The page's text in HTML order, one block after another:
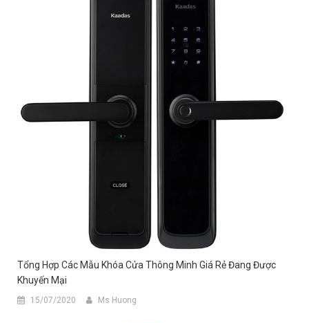
Tổng Hợp Các Mẫu Khóa Cửa Thông Minh Giá Rẻ Đang Được
Khuyến Mại
15/07/2020 Ms Huong